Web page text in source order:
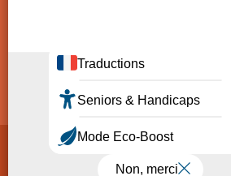
Politique de Protection des